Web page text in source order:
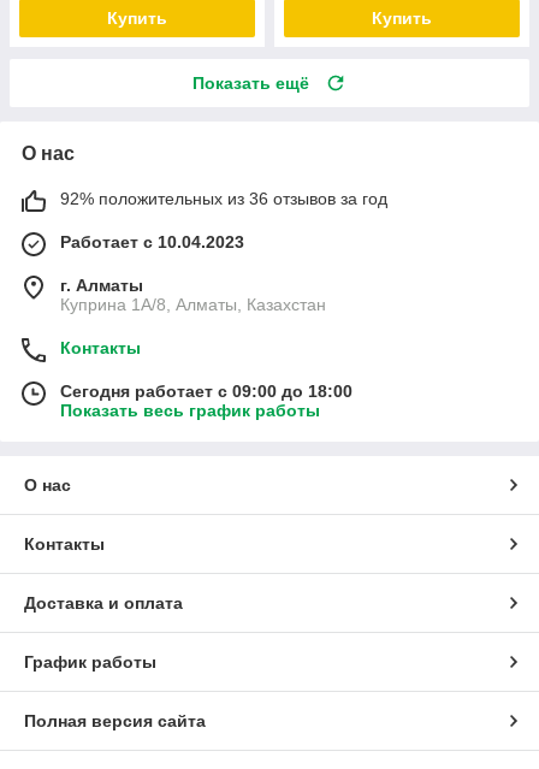
Купить Купить
Показать ещё
О нас
92% положительных из 36 отзывов за год
Работает с 10.04.2023
г. Алматы
Куприна 1A/8, Алматы, Казахстан
Контакты
Сегодня работает с 09:00 до 18:00
Показать весь график работы
О нас
Контакты
Доставка и оплата
График работы
Полная версия сайта